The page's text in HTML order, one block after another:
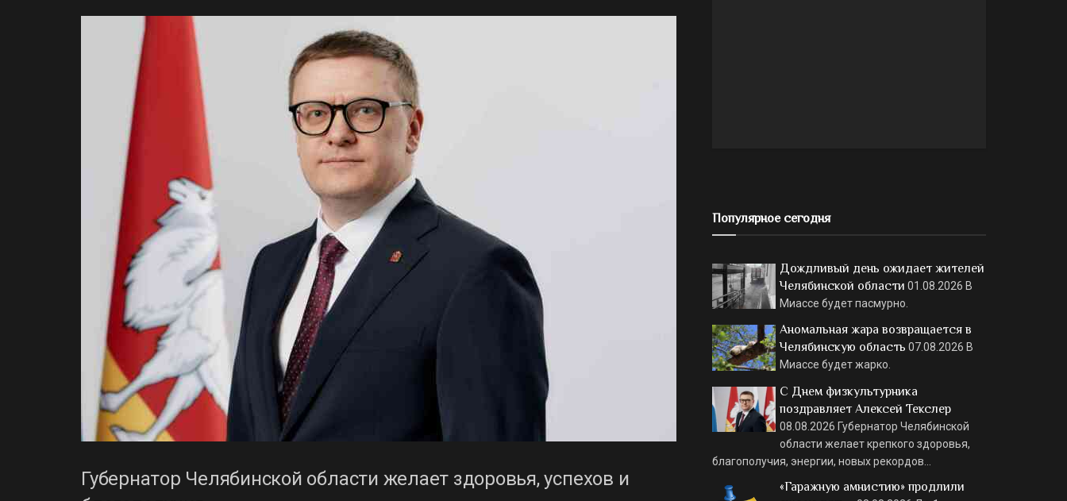
Губернатор Челябинской области желает здоровья, успехов и
Популярное сегодня
Дождливый день ожидает жителей
Челябинской области 01.08.2026 В
Миассе будет пасмурно.
Аномальная жара возвращается в
Челябинскую область 07.08.2026 В
Миассе будет жарко.
С Днем физкультурника
поздравляет Алексей Текслер
08.08.2026 Губернатор Челябинской
области желает крепкого здоровья,
благополучия, энергии, новых рекордов…
«Гаражную амнистию» продлили